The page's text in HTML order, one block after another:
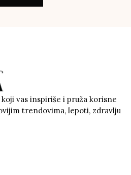
vas inspiriše i pruža korisne
trendovima, lepoti, zdravlju